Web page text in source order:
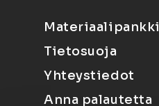
Materiaalipankki
Tietosuoja
Yhteystiedot
Anna palautetta